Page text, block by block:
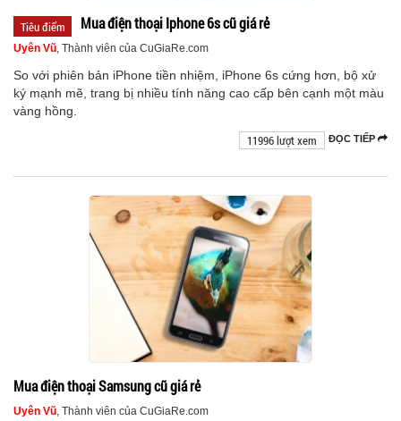
Tiêu điểm Mua điện thoại Iphone 6s cũ giá rẻ
Uyên Vũ, Thành viên của CuGiaRe.com
So với phiên bản iPhone tiền nhiệm, iPhone 6s cứng hơn, bộ xử
ký mạnh mẽ, trang bị nhiều tính năng cao cấp bên cạnh một màu
vàng hồng.
ĐỌC TIẾP
11996 lượt xem
Mua điện thoại Samsung cũ giá rẻ
Uyên Vũ, Thành viên của CuGiaRe.com